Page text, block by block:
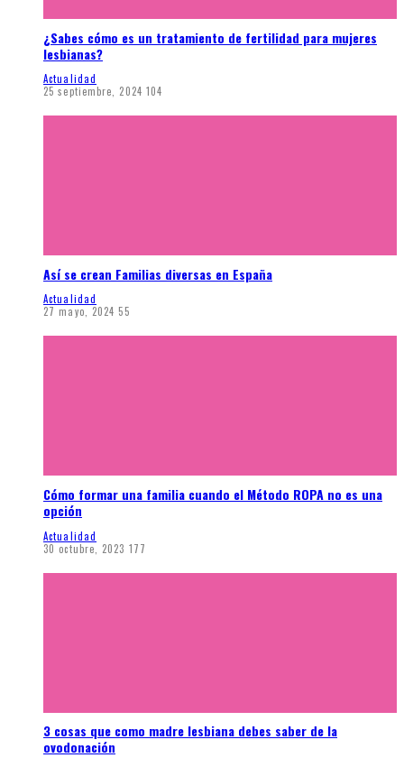
¿Sabes cómo es un tratamiento de fertilidad para mujeres
lesbianas?
Actualidad
25 septiembre, 2024 104
Así se crean Familias diversas en España
Actualidad
27 mayo, 2024 55
Cómo formar una familia cuando el Método ROPA no es una
opción
Actualidad
30 octubre, 2023 177
3 cosas que como madre lesbiana debes saber de la
ovodonación